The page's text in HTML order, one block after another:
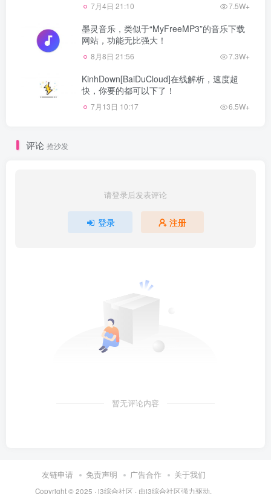
7月4日 21:10 7.5W+
墨灵音乐，类似于“MyFreeMP3”的音乐下载
网站，功能无比强大！
8月8日 21:56 7.3W+
KinhDown[BaiDuCloud]在线解析，速度超
快，你要的都可以下了！
7月13日 10:17 6.5W+
评论 抢沙发
请登录后发表评论
登录 注册
暂无评论内容
友链申请 免责声明 广告合作 关于我们
Copyright © 2025 · i3综合社区 · 由i3综合社区强力驱动.